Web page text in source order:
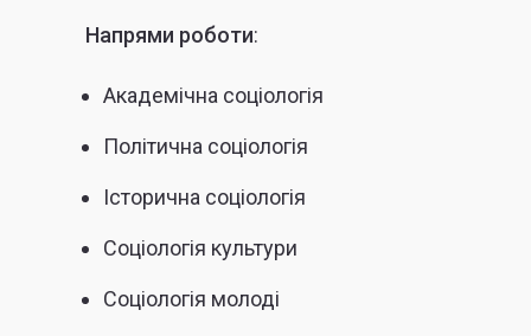
Напрями роботи:
Академічна соціологія
Політична соціологія
Історична соціологія
Соціологія культури
Соціологія молоді